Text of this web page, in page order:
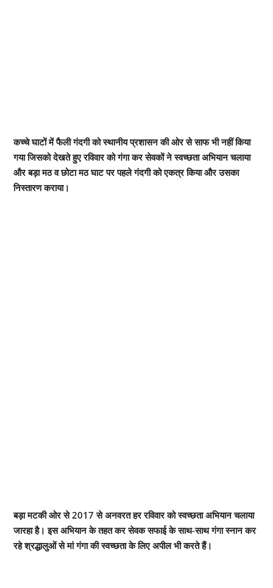
कच्चे घाटों में फैली गंदगी को स्थानीय प्रशासन की ओर से साफ भी नहीं किया
गया जिसको देखते हुए रविवार को गंगा कर सेवकों ने स्वच्छता अभियान चलाया
और बड़ा मठ व छोटा मठ घाट पर पहले गंदगी को एकत्र किया और उसका
निस्तारण कराया।
बड़ा मटकी ओर से 2017 से अनवरत हर रविवार को स्वच्छता अभियान चलाया
जारहा है। इस अभियान के तहत कर सेवक सफाई के साथ-साथ गंगा स्नान कर
रहे श्रद्धालुओं से मां गंगा की स्वच्छता के लिए अपील भी करते हैं।‌